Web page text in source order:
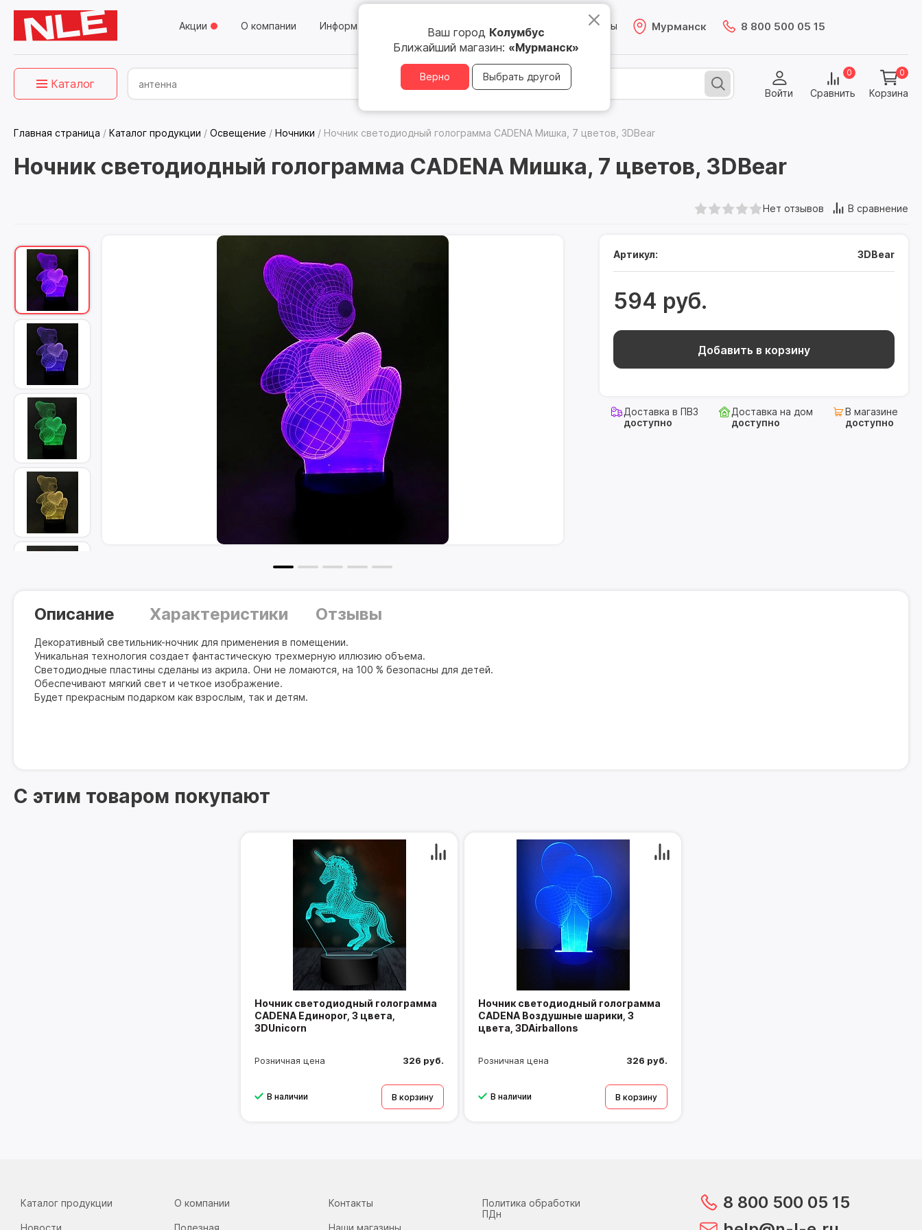
Акции О компании Информация Юридическим лицам Магазины Мурманск
Ваш город Колумбус
Ближайший магазин: «Мурманск»
Верно Выбрать другой
8 800 500 05 15
Каталог
Войти Сравнить
0
Корзина
0
Главная страница / Каталог продукции / Освещение / Ночники / Ночник светодиодный голограмма CADENA Мишка, 7 цветов, 3DBear
Ночник светодиодный голограмма CADENA Мишка, 7 цветов, 3DBear
Нет отзывов В сравнение
Артикул: 3DBear
594 руб.
Добавить в корзину
Доставка в ПВЗ
доступно
Доставка на дом
доступно
В магазине
доступно
Описание
Декоративный светильник-ночник для применения в помещении.
Уникальная технология создает фантастическую трехмерную иллюзию объема.
Светодиодные пластины сделаны из акрила. Они не ломаются, на 100 % безопасны для детей.
Обеспечивают мягкий свет и четкое изображение.
Будет прекрасным подарком как взрослым, так и детям.
Характеристики Отзывы
С этим товаром покупают
Ночник светодиодный голограмма
CADENA Единорог, 3 цвета,
3DUnicorn
Розничная цена 326 руб.
В наличии В корзину
Ночник светодиодный голограмма
CADENA Воздушные шарики, 3
цвета, 3DAirballons
Розничная цена 326 руб.
В наличии В корзину
Каталог продукции О компании Контакты
Политика обработки
ПДн
8 800 500 05 15